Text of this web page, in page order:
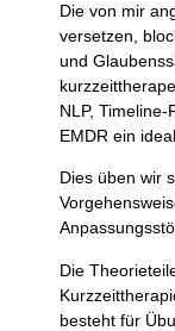
Die von mir
versetzen,
und
NLP,
EMDR ein
Dies üben wir
Die
besteht für